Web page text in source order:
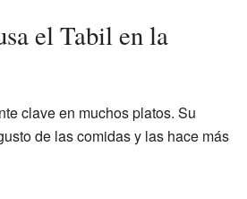
el Tabil en la
clave en muchos platos. Su
de las comidas y las hace más